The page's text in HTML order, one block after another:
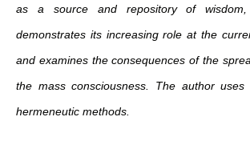
as a source and repository of
demonstrates its increasing role at the
and examines the consequences of the
the mass consciousness. The author
hermeneutic methods.